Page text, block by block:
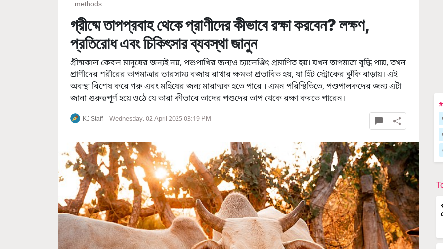
methods
গ্রীষ্মে তাপপ্রবাহ থেকে প্রাণীদের কীভাবে রক্ষা করবেন? লক্ষণ,
প্রতিরোধ এবং চিকিৎসার ব্যবস্থা জানুন
গ্রীষ্মকাল কেবল মানুষের জন্যই নয়, পশুপাখির জন্যও চ্যালেঞ্জিং প্রমাণিত হয়। যখন তাপমাত্রা বৃদ্ধি পায়, তখন
প্রাণীদের শরীরের তাপমাত্রার ভারসাম্য বজায় রাখার ক্ষমতা প্রভাবিত হয়, যা হিট স্ট্রোকের ঝুঁকি বাড়ায়। এই
অবস্থা বিশেষ করে গরু এবং মহিষের জন্য মারাত্মক হতে পারে । এমন পরিস্থিতিতে, পশুপালকদের জন্য এটা
জানা গুরুত্বপূর্ণ হয়ে ওঠে যে তারা কীভাবে তাদের পশুদের তাপ থেকে রক্ষা করতে পারেন।
KJ Staff Wednesday, 02 April 2025 03:19 PM